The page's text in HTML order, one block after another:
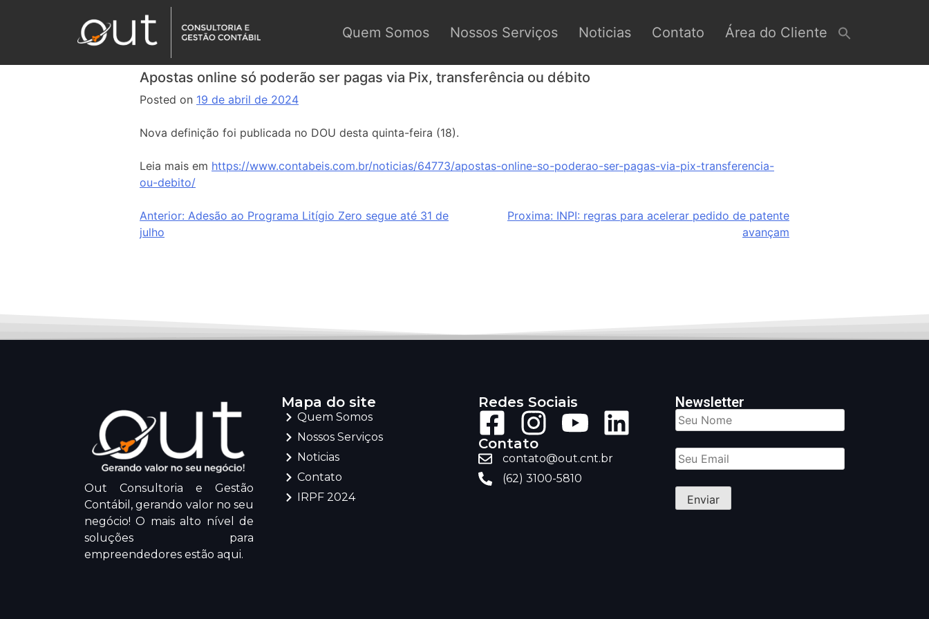
Quem Somos Nossos Serviços Noticias Contato Área do Cliente
Apostas online só poderão ser pagas via Pix, transferência ou débito
Posted on 19 de abril de 2024
Nova definição foi publicada no DOU desta quinta-feira (18).
Leia mais em https://www.contabeis.com.br/noticias/64773/apostas-online-so-poderao-ser-pagas-via-pix-transferencia-
ou-debito/
Anterior: Adesão ao Programa Litígio Zero segue até 31 de
julho
Proxima: INPI: regras para acelerar pedido de patente
avançam
Out Consultoria e Gestão
Contábil, gerando valor no seu
negócio! O mais alto nível de
soluções para
empreendedores estão aqui.
Mapa do site
Quem Somos
Nossos Serviços
Noticias
Contato
IRPF 2024
Redes Sociais
Contato
contato@out.cnt.br
(62) 3100-5810
Newsletter